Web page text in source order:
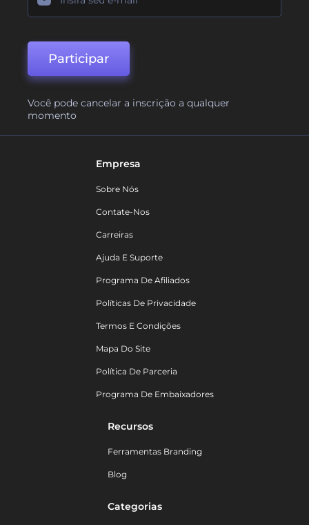
Participar
Você pode cancelar a inscrição a qualquer
momento
Empresa
Sobre Nós
Contate-Nos
Carreiras
Ajuda E Suporte
Programa De Afiliados
Políticas De Privacidade
Termos E Condições
Mapa Do Site
Política De Parceria
Programa De Embaixadores
Recursos
Ferramentas Branding
Blog
Categorias